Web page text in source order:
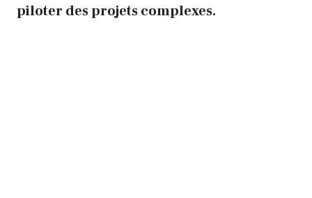
piloter des projets complexes.